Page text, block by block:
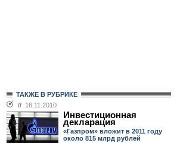
ТАКЖЕ В РУБРИКЕ
// 16.11.2010
Инвестиционная
декларация
«Газпром» вложит в 2011 году
около 815 млрд рублей